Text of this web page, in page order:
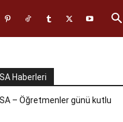
Haberleri
– Öğretmenler günü kutlu